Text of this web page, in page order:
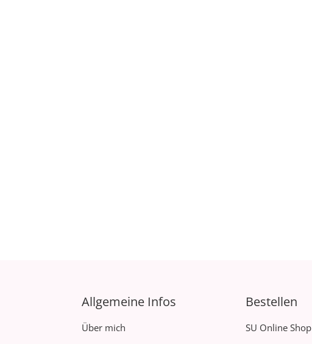
Allgemeine Infos
Über mich
Bestellen
SU Online Shop